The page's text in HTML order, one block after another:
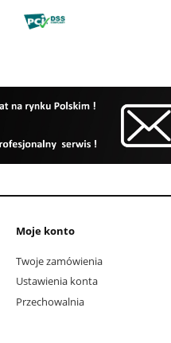
Moje konto
Twoje zamówienia
Ustawienia konta
Przechowalnia